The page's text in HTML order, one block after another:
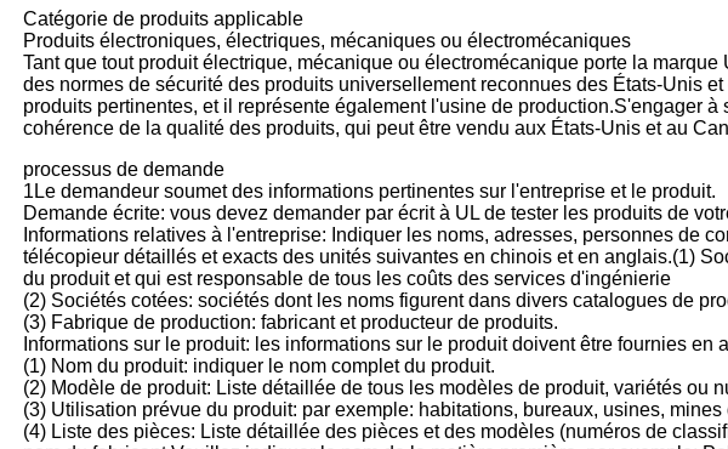
Catégorie de produits applicable
Produits électroniques, électriques, mécaniques ou électromécaniques
Tant que tout produit électrique, mécanique ou électromécanique porte la
des normes de sécurité des produits universellement reconnues des États-Unis
produits pertinentes, et il représente également l'usine de production.S'engager
cohérence de la qualité des produits, qui peut être vendu aux États-Unis et au
processus de demande
1Le demandeur soumet des informations pertinentes sur l'entreprise et le produit.
Demande écrite: vous devez demander par écrit à UL de tester les produits de
Informations relatives à l'entreprise: Indiquer les noms, adresses, personnes de
télécopieur détaillés et exacts des unités suivantes en chinois et en anglais.(1)
du produit et qui est responsable de tous les coûts des services d'ingénierie
(2) Sociétés cotées: sociétés dont les noms figurent dans divers catalogues de
(3) Fabrique de production: fabricant et producteur de produits.
Informations sur le produit: les informations sur le produit doivent être fournies en
(1) Nom du produit: indiquer le nom complet du produit.
(2) Modèle de produit: Liste détaillée de tous les modèles de produit, variétés ou
(3) Utilisation prévue du produit: par exemple: habitations, bureaux, usines, mines
(4) Liste des pièces: Liste détaillée des pièces et des modèles (numéros de